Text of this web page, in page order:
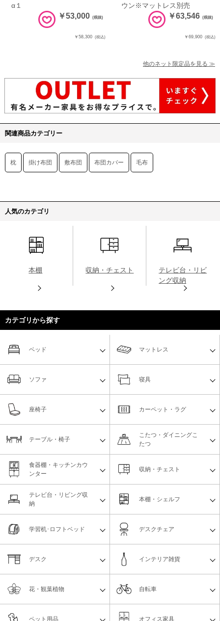
α１
￥53,000 (税抜)
￥58,300 (税込)
ウン※マットレス別売
￥63,546 (税抜)
￥69,900 (税込)
他のネット限定品を見る ≫
関連商品カテゴリー
枕 掛け布団 敷布団 布団カバー 毛布
人気のカテゴリ
本棚 収納・チェスト
テレビ台・リビ
ング収納
カテゴリから探す
ベッド マットレス
ソファ 寝具
座椅子 カーペット・ラグ
テーブル・椅子
こたつ・ダイニングこ
たつ
食器棚・キッチンカウ
ンター
収納・チェスト
テレビ台・リビング収
納
本棚・シェルフ
学習机･ロフトベッド デスクチェア
デスク インテリア雑貨
花・観葉植物 自転車
ペット用品 オフィス家具